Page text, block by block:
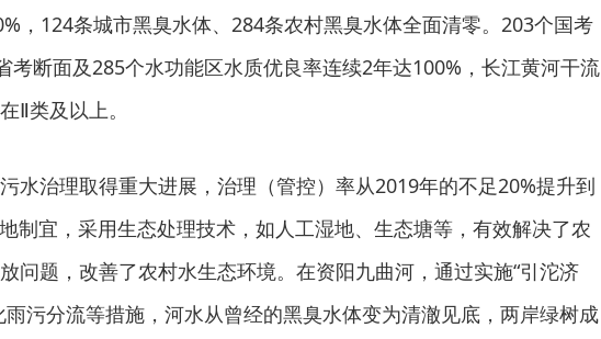
，124条城市黑臭水体、284条农村黑臭水体全面清零。203个国考
考断面及285个水功能区水质优良率连续2年达100%，长江黄河干流
Ⅱ类及以上。
水治理取得重大进展，治理（管控）率从2019年的不足20%提升到
制宜，采用生态处理技术，如人工湿地、生态塘等，有效解决了农
问题，改善了农村水生态环境。在资阳九曲河，通过实施“引沱济
雨污分流等措施，河水从曾经的黑臭水体变为清澈见底，两岸绿树成